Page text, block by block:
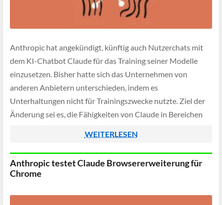
Anthropic hat angekündigt, künftig auch Nutzerchats mit
dem KI-Chatbot Claude für das Training seiner Modelle
einzusetzen. Bisher hatte sich das Unternehmen von
anderen Anbietern unterschieden, indem es
Unterhaltungen nicht für Trainingszwecke nutzte. Ziel der
Änderung sei es, die Fähigkeiten von Claude in Bereichen
verbessern sowie die Erkennung schädlicher […]
WEITERLESEN
Anthropic testet Claude Browsererweiterung für
Chrome